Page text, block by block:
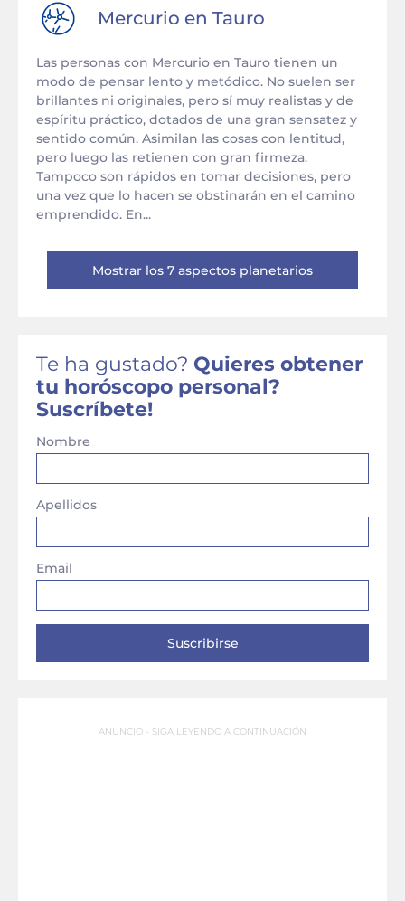
Mercurio en Tauro
Las personas con Mercurio en Tauro tienen un
modo de pensar lento y metódico. No suelen ser
brillantes ni originales, pero sí muy realistas y de
espíritu práctico, dotados de una gran sensatez y
sentido común. Asimilan las cosas con lentitud,
pero luego las retienen con gran firmeza.
Tampoco son rápidos en tomar decisiones, pero
una vez que lo hacen se obstinarán en el camino
emprendido. En...
Mostrar los 7 aspectos planetarios
Te ha gustado? Quieres obtener
tu horóscopo personal?
Suscríbete!
Nombre
Apellidos
Email
ANUNCIO - SIGA LEYENDO A CONTINUACIÓN